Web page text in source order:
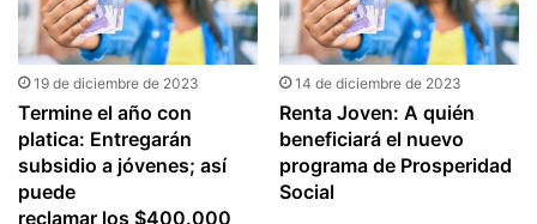
19 de diciembre de 2023
Termine el año con
platica: Entregarán
subsidio a jóvenes; así
puede
reclamar los $400.000
14 de diciembre de 2023
Renta Joven: A quién
beneficiará el nuevo
programa de Prosperidad
Social